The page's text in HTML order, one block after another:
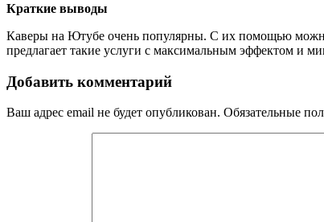
Краткие выводы
Каверы на Ютубе очень популярны. С их помощью
предлагает такие услуги с максимальным эффектом и
Добавить комментарий
Ваш адрес email не будет опубликован. Обязательные